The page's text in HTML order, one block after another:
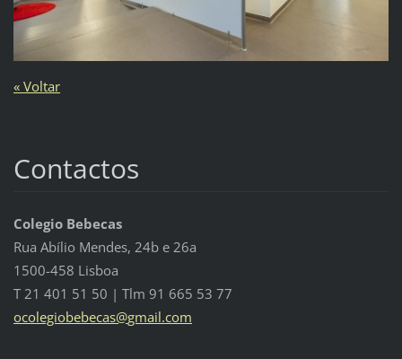
« Voltar
Contactos
Colegio Bebecas
Rua Abílio Mendes, 24b e 26a
1500-458 Lisboa
T 21 401 51 50 | Tlm 91 665 53 77
ocolegiobebecas@gmail.com